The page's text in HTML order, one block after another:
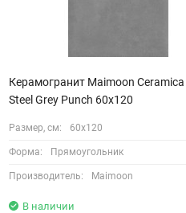
Керамогранит Maimoon Ceramica
Steel Grey Punch 60x120
Размер, см: 60х120
Форма: Прямоугольник
Производитель: Maimoon
В наличии